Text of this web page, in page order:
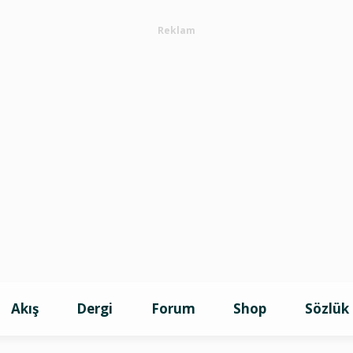
Reklam
Akış Dergi Forum Shop Sözlük